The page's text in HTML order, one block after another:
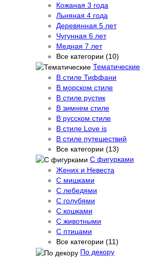
Кожаная 3 года
Льняная 4 года
Деревянная 5 лет
Чугунная 6 лет
Медная 7 лет
Все категории (10)
Тематические
В стиле Тиффани
В морском стиле
В стиле рустик
В зимнем стиле
В русском стиле
В стиле Love is
В стиле путешествий
Все категории (13)
С фигурками
Жених и Невеста
С мишками
С лебедями
С голубями
С кошками
С животными
С птицами
Все категории (11)
По декору